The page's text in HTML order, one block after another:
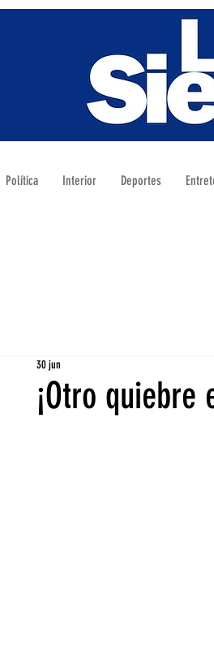
Política Interior Deportes
¡Otro quiebre
30 jun